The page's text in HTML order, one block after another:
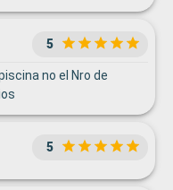
que no tenía
y dormí muy bueno por
excelentes, muy
5
no el Nro de
5